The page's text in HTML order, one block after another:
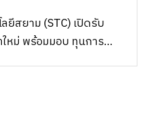
ยีสยาม (STC) เปิดรับ
หม่ พร้อมมอบ ทุนการ